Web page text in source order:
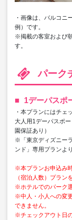
・画像は、バルコニ
例）です。
※掲載の客室および
す。
パーク
1デーパスポ
・本プランにはチェ
大人用1デーパスポ
園保証あり）
※「東京ディズニー
ンド」専用プランよ
※本プランお申込み
（宿泊人数）プラン
※ホテルでのパーク
※中人・小人への変
できません。
※チェックアウト日